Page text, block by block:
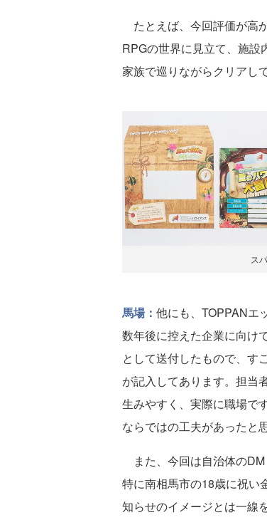
たとえば、今回評価が高
RPGの世界に見立て、施設
家族で巡りながらクリアし
ス
馬場： 他にも、TOPPANエ
数年後に控えた企業に向け
として送付したもので、す
が記入してあります。担当
生みやすく、実際に職場で
ならではの工夫があったと
また、今回は自治体の
特に南相馬市の18歳に祝い
知らせのイメージとは一線